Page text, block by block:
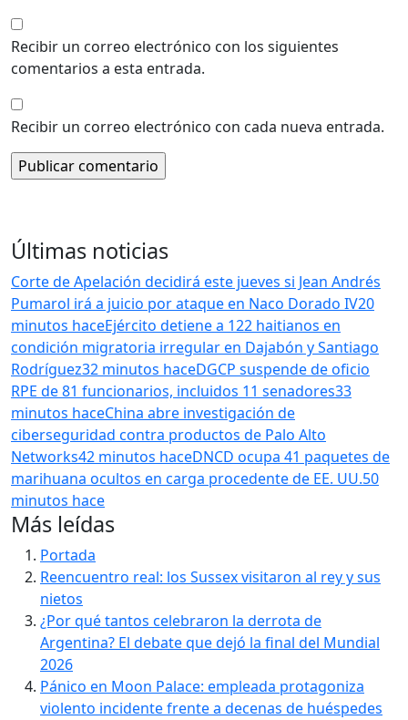
Recibir un correo electrónico con los siguientes
comentarios a esta entrada.
Recibir un correo electrónico con cada nueva entrada.
Últimas noticias
Corte de Apelación decidirá este jueves si Jean Andrés
Pumarol irá a juicio por ataque en Naco Dorado IV20
minutos haceEjército detiene a 122 haitianos en
condición migratoria irregular en Dajabón y Santiago
Rodríguez32 minutos haceDGCP suspende de oficio
RPE de 81 funcionarios, incluidos 11 senadores33
minutos haceChina abre investigación de
ciberseguridad contra productos de Palo Alto
Networks42 minutos haceDNCD ocupa 41 paquetes de
marihuana ocultos en carga procedente de EE. UU.50
minutos hace
Más leídas
Portada
Reencuentro real: los Sussex visitaron al rey y sus
nietos
¿Por qué tantos celebraron la derrota de
Argentina? El debate que dejó la final del Mundial
2026
Pánico en Moon Palace: empleada protagoniza
violento incidente frente a decenas de huéspedes